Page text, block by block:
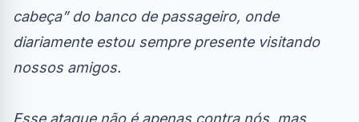
cabeça” do banco de passageiro, onde
diariamente estou sempre presente visitando
nossos amigos.
Esse ataque não é apenas contra nós, mas